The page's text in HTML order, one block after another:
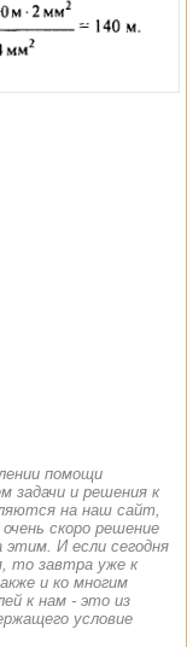
помощи
задачи и решения к
на наш сайт,
скоро решение
И если сегодня
то завтра уже к
и ко многим
к нам - это из
условие